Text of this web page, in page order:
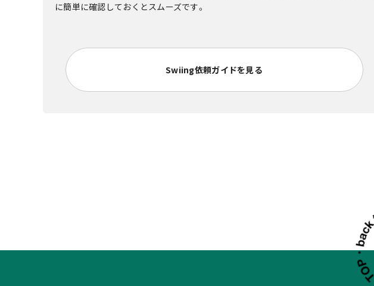
に簡単に確認しておくとスムーズです。
Swiing依頼ガイドを見る